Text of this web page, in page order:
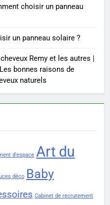
un accompagnement
à un tarif juste ?
choisir un panneau
un panneau solaire ?
Remy et les autres |
Les bonnes raisons de
naturels
d'espace Art du
déco Baby
Cabinet de recrutement